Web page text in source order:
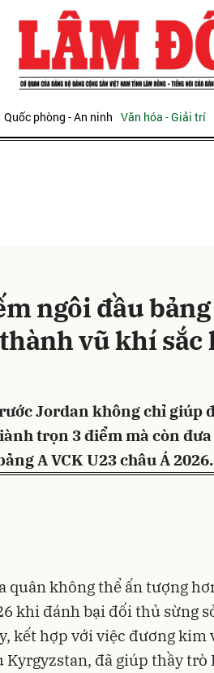
Quốc phòng - An ninh Văn hóa - Giải trí
ngôi đầu
vũ khí sắc
Jordan không chỉ giúp
trọn 3 điểm mà còn
A VCK U23 châu Á 2026.
quân không thể ấn tượng
khi đánh bại đối thủ sừng
kết hợp với việc đương kim
đã giúp thầy trò
luận